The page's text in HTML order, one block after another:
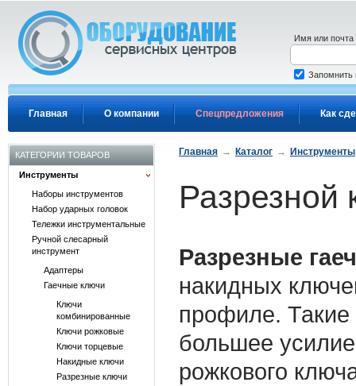
Главная О компании Спецпредложения Как
Имя или почта
Запомнить
КАТЕГОРИИ ТОВАРОВ
Инструменты
Наборы инструментов
Набор ударных головок
Тележки инструментальные
Ручной слесарный
инструмент
Адаптеры
Гаечные ключи
Ключи
комбинированные
Ключи рожковые
Ключи торцевые
Накидные ключи
Разрезные ключи
Главная → Каталог → Инструменты
Разрезные
накидных
профиле. Такие
большее
рожкового